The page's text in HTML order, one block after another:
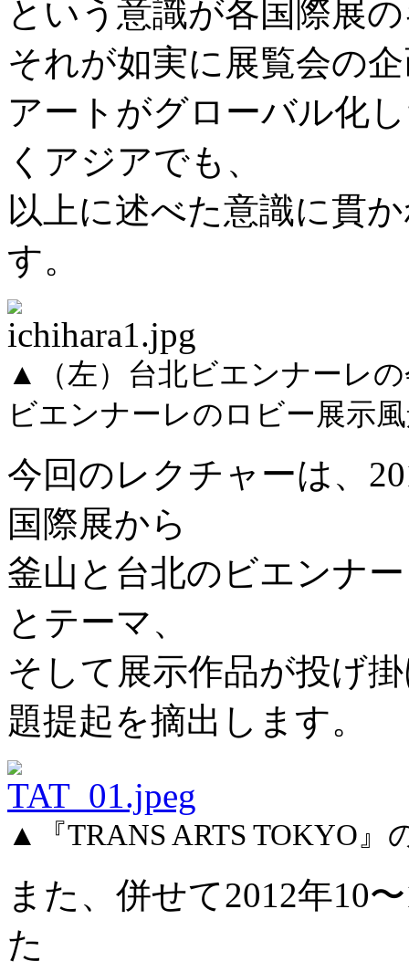
という意識が各国際展
それが如実に展覧会の
アートがグローバル化
くアジアでも、
以上に述べた意識に貫
す。
▲（左）台北ビエンナーレ
ビエンナーレのロビー展示
今回のレクチャーは、
国際展から
釜山と台北のビエンナ
とテーマ、
そして展示作品が投げ
題提起を摘出します。
▲『TRANS ARTS TOKYO』
また、併せて2012年10
た